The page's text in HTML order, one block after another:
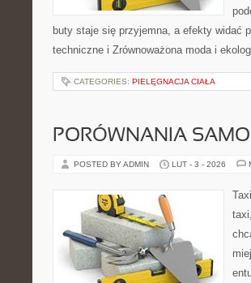
buty staje się przyjemna, a efekty widać
techniczne i Zrównoważona moda i
CATEGORIES: PIELĘGNACJA CIAŁA
PORÓWNANIA
POSTED BY ADMIN LUT - 3 - 2026